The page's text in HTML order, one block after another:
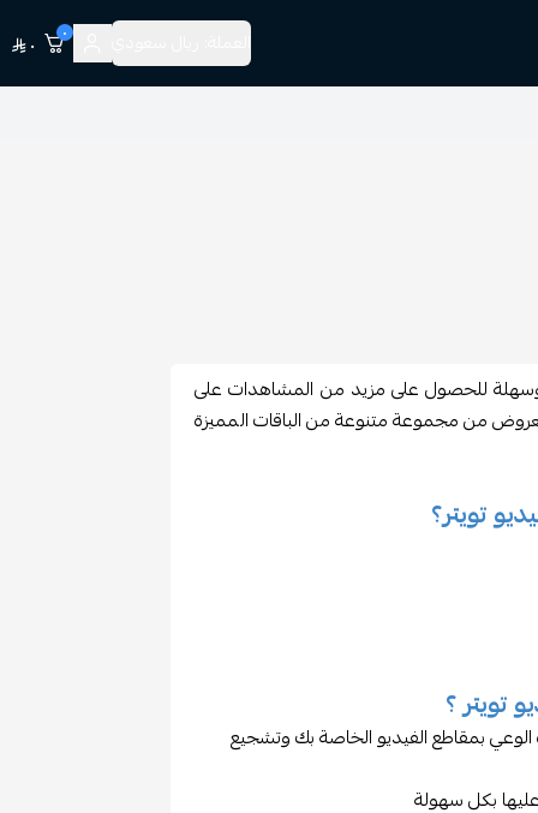
٠ ٠
للحصول على مزيد من المشاهدات على
من مجموعة متنوعة من الباقات المميزة
تويتر؟
تويتر ؟
الوعي بمقاطع الفيديو الخاصة بك وتشجيع